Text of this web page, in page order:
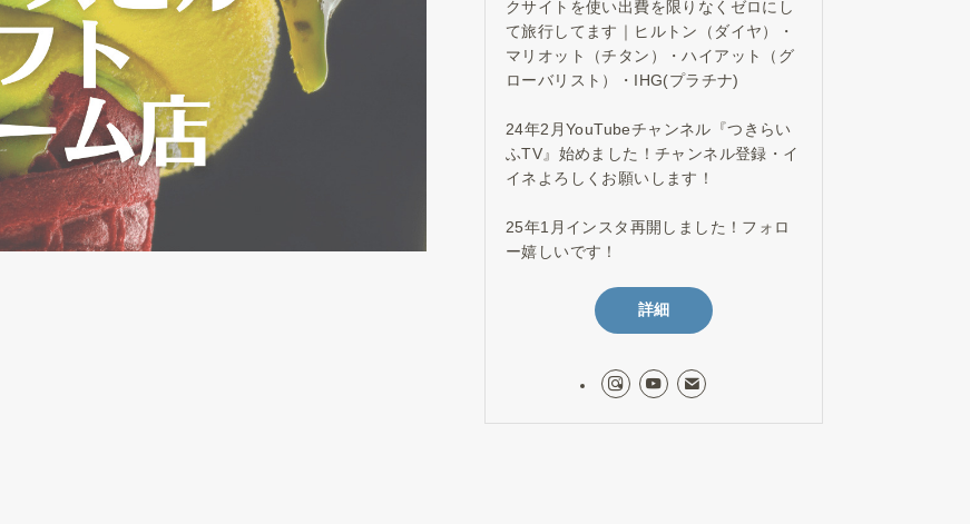
クサイトを使い出費を限りなくゼロにし
て旅行してます｜ヒルトン（ダイヤ）・
マリオット（チタン）・ハイアット（グ
ローバリスト）・IHG(プラチナ)
24年2月YouTubeチャンネル『つきらい
ふTV』始めました！チャンネル登録・イ
イネよろしくお願いします！
25年1月インスタ再開しました！フォロ
ー嬉しいです！
詳細